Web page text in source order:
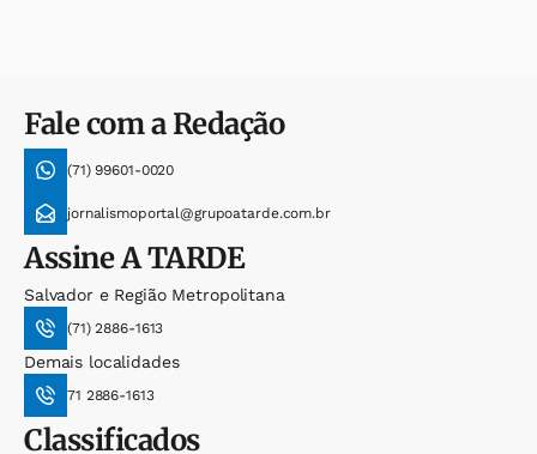
Fale com a Redação
(71) 99601-0020
jornalismoportal@grupoatarde.com.br
AssineA TARDE
Salvador e Região Metropolitana
(71) 2886-1613
Demais localidades
71 2886-1613
Classificados